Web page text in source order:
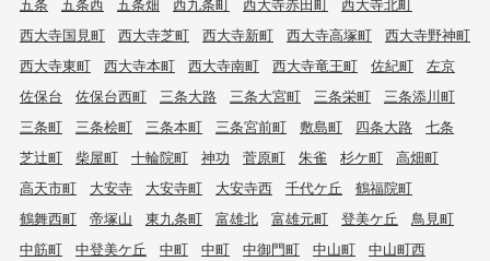
西大寺国見町
西大寺芝町 西大寺新町 西大寺高塚町
西大寺野神町
西大寺東町
西大寺本町 西大寺南町 西大寺竜王町 佐紀町
左京
佐保台
佐保台西町 三条大路 三条大宮町 三条栄町
三条添川町
三条町
三条桧町 三条本町 三条宮前町 敷島町 四条大路
七条
芝辻町
柴屋町 十輪院町 神功 菅原町 朱雀 杉ケ町
高畑町
高天市町
大安寺 大安寺町 大安寺西 千代ケ丘
鶴福院町
鶴舞西町
帝塚山 東九条町 富雄北 富雄元町 登美ケ丘
鳥見町
中筋町
中登美ケ丘 中町 中町 中御門町 中山町
中山町西